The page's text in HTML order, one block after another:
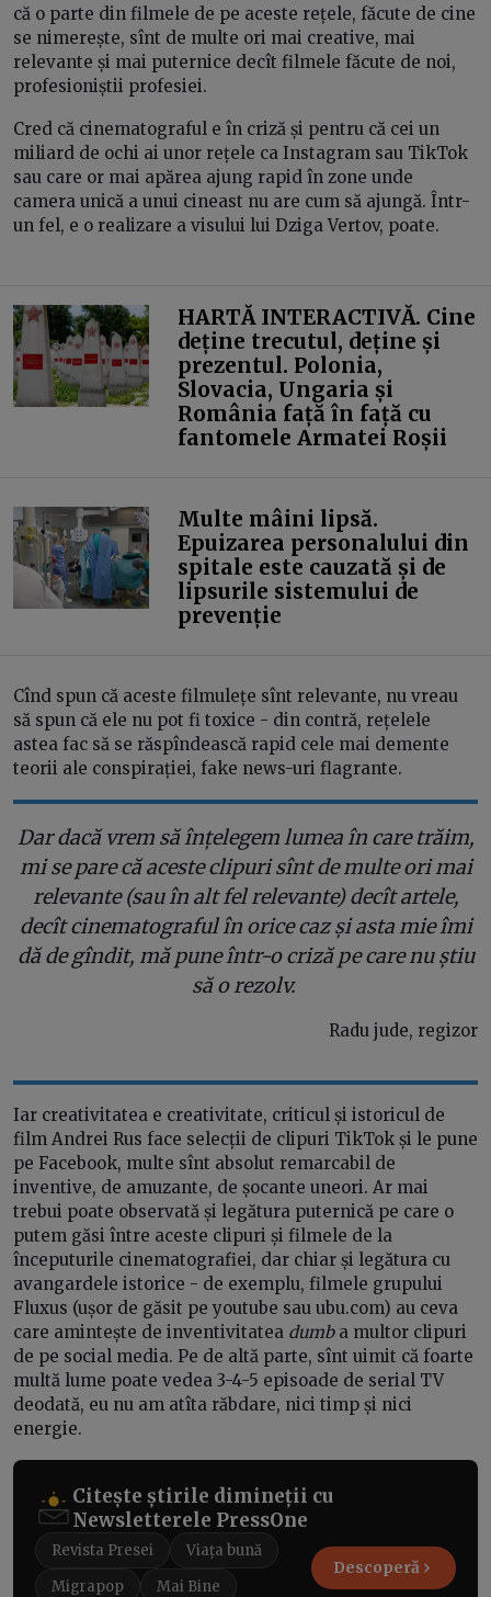
că o parte din filmele de pe aceste rețele, făcute de cine
se nimerește, sînt de multe ori mai creative, mai
relevante și mai puternice decît filmele făcute de noi,
profesioniștii profesiei.
Cred că cinematograful e în criză și pentru că cei un
miliard de ochi ai unor rețele ca Instagram sau TikTok
sau care or mai apărea ajung rapid în zone unde
camera unică a unui cineast nu are cum să ajungă. Într-
un fel, e o realizare a visului lui Dziga Vertov, poate.
HARTĂ INTERACTIVĂ. Cine
deține trecutul, deține și
prezentul. Polonia,
Slovacia, Ungaria și
România față în față cu
fantomele Armatei Roșii
Multe mâini lipsă.
Epuizarea personalului din
spitale este cauzată și de
lipsurile sistemului de
prevenție
Cînd spun că aceste filmulețe sînt relevante, nu vreau
să spun că ele nu pot fi toxice - din contră, rețelele
astea fac să se răspîndească rapid cele mai demente
teorii ale conspirației, fake news-uri flagrante.
Dar dacă vrem să înțelegem lumea în care trăim,
mi se pare că aceste clipuri sînt de multe ori mai
relevante (sau în alt fel relevante) decît artele,
decît cinematograful în orice caz și asta mie îmi
dă de gîndit, mă pune într-o criză pe care nu știu
să o rezolv.
Radu jude, regizor
Iar creativitatea e creativitate, criticul și istoricul de
film Andrei Rus face selecții de clipuri TikTok și le pune
pe Facebook, multe sînt absolut remarcabil de
inventive, de amuzante, de șocante uneori. Ar mai
trebui poate observată și legătura puternică pe care o
putem găsi între aceste clipuri și filmele de la
începuturile cinematografiei, dar chiar și legătura cu
avangardele istorice - de exemplu, filmele grupului
Fluxus (ușor de găsit pe youtube sau ubu.com) au ceva
care amintește de inventivitatea dumba multor clipuri
de pe social media. Pe de altă parte, sînt uimit că foarte
multă lume poate vedea 3-4-5 episoade de serial TV
deodată, eu nu am atîta răbdare, nici timp și nici
energie.
Citește știrile dimineții cu
Newsletterele PressOne
Revista Presei
Viața bună
Migrapop
Mai Bine
Descoperă